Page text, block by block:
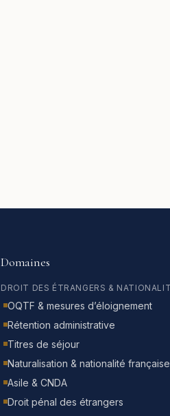
Domaines
DROIT DES ÉTRANGERS &
OQTF & mesures d’éloignement
Rétention administrative
Titres de séjour
Naturalisation & nationalité française
Asile & CNDA
Droit pénal des étrangers